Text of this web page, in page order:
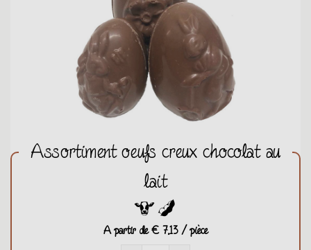
Assortiment oeufs creux chocolat au
lait
A partir de€ 7,13 / pièce